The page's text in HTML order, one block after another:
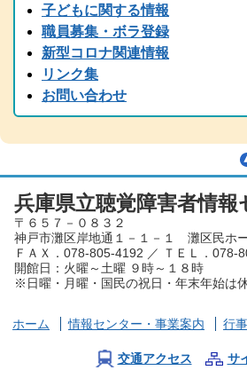
2024.11.05
2024(R6)年度 全国統一要約筆記者認定試
2024.08.22
中止のご案内「大矢暹氏 人生を語る」の
中止となりました。
2024（令和6）年度 手話通訳者全国統一
した
2024.07.05
夏から秋にかけて、兵庫県芸術プレミア
要約筆記付きのイベント案内が各種届い
んでみてください。
2023（令和６）年度 手話通訳者養成講
子どもに関する情報
職員募集・ボラ登録
新型コロナ関連情報
リンク集
お問い合わせ
兵庫県立聴覚障害者情報
〒６５７－０８３２
神戸市灘区岸地通１－１－１ 灘区民ホ
ＦＡＸ．078-805-4192 ／ ＴＥＬ．078-
開館日：火曜～土曜 ９時～１８時
※日曜・月曜・国民の祝日・年末年始は
ホーム 情報センター ・事業案内 行
交通アクセス サ